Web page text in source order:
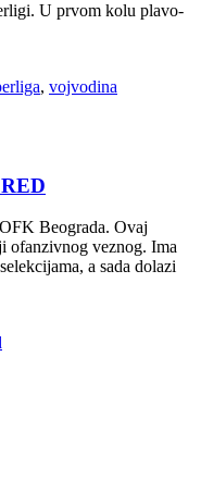
U prvom kolu plavo-
, vojvodina
Beograda. Ovaj
ofanzivnog veznog. Ima
a sada dolazi